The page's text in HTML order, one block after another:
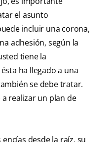
el asunto
incluir una corona,
adhesión, según la
tiene la
ha llegado a una
se debe tratar.
realizar un plan de
desde la raíz, su